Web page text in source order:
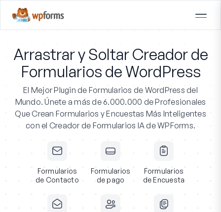
Arrastrar y Soltar Creador de
Formularios de WordPress
El Mejor Plugin de Formularios de WordPress del
Mundo.Únete a más de 6.000.000 de Profesionales
Que Crean Formularios y Encuestas Más Inteligentes
con el Creador de Formularios IA de WPForms.
Formularios
de Contacto
Formularios
de pago
Formularios
de Encuesta